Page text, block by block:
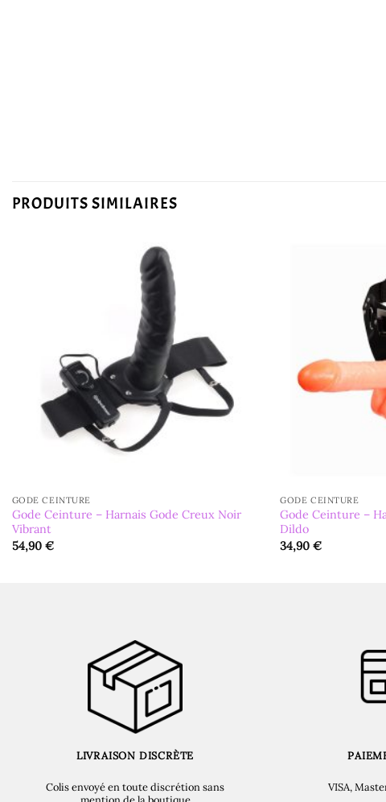
PRODUITS SIMILAIRES
GODE CEINTURE
Gode Ceinture – Harnais Gode Creux Noir
Vibrant
54,90 €
GODE CEINTURE
Gode Ceinture –
Dildo
34,90€
LIVRAISON DISCRÈTE
Colis envoyé en toute discrétion sans
VISA,